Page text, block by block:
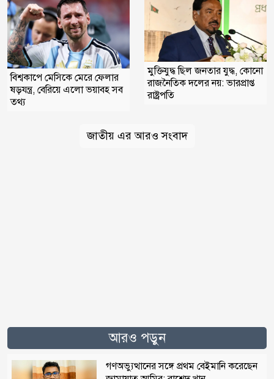
বিশ্বকাপে মেসিকে মেরে ফেলার
ষড়যন্ত্র, বেরিয়ে এলো ভয়াবহ সব
তথ্য
মুক্তিযুদ্ধ ছিল জনতার যুদ্ধ, কোনো
রাজনৈতিক দলের নয়: ভারপ্রাপ্ত
রাষ্ট্রপতি
জাতীয় এর আরও সংবাদ
আরও পড়ুন
গণঅভ্যুত্থানের সঙ্গে প্রথম বেইমানি করেছেন